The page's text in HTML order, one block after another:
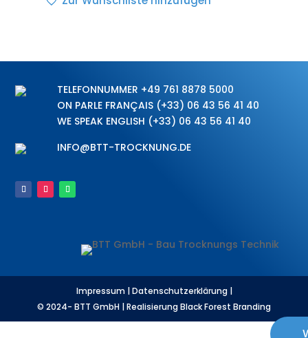
TELEFONNUMMER +49 761 8878 5000
ON PARLE FRANÇAIS (+33) 06 43 56 41 40
WE SPEAK ENGLISH (+33) 06 43 56 41 40
INFO@BTT-TROCKNUNG.DE
Impressum|Datenschutzerklärung|
© 2024- BTT GmbH |Realisierung Black Forest Branding